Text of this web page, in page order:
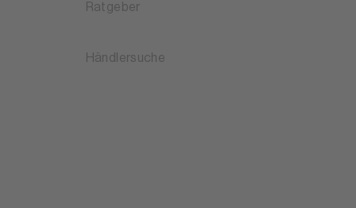
Ratgeber
Händlersuche